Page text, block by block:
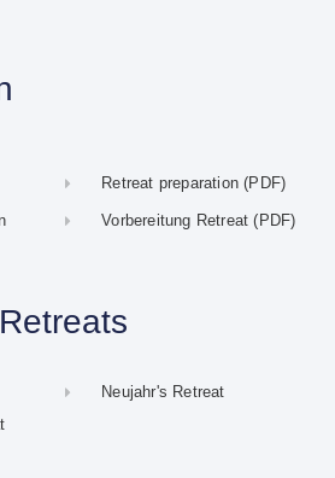
Retreat preparation (PDF)
Vorbereitung Retreat (PDF)
Neujahr's Retreat